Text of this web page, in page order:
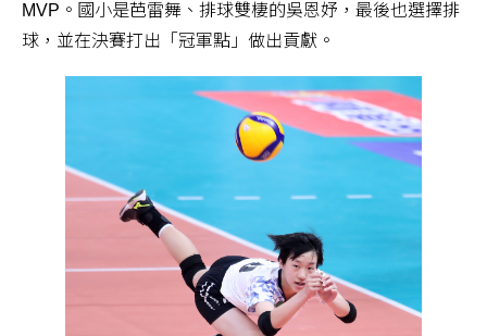
MVP。國小是芭雷舞、排球雙棲的吳恩妤，最後也選擇排
球，並在決賽打出「冠軍點」做出貢獻。